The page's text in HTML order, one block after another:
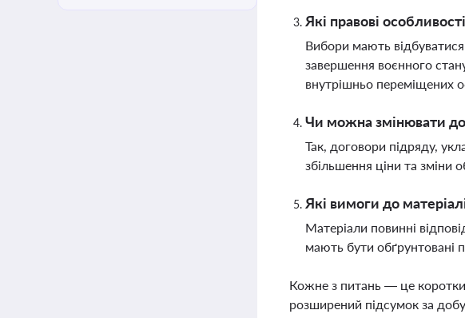
Які правові
Вибори мають відбуватися
завершення воєнного
внутрішньо переміщених
Чи можна змінювати
Так, договори підряду,
збільшення ціни та зміни
Які вимоги до
Матеріали повинні
мають бути обґрунтовані
Кожне з питань — це
розширений підсумок за